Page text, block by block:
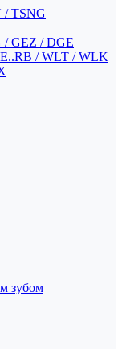
/ TSNG
/ GEZ / DGE
/ WLT / WLK
зубом